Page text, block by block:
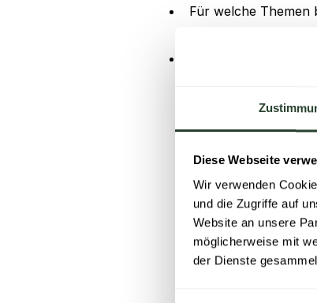
Diese Webseite
Wir verwenden
und die Zugriffe auf
Website an unsere
möglicherweise mit
der Dienste
Für welche